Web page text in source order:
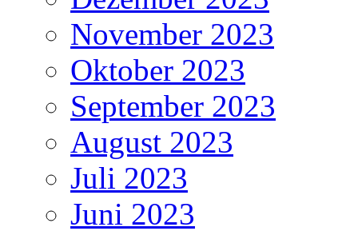
November 2023
Oktober 2023
September 2023
August 2023
Juli 2023
Juni 2023